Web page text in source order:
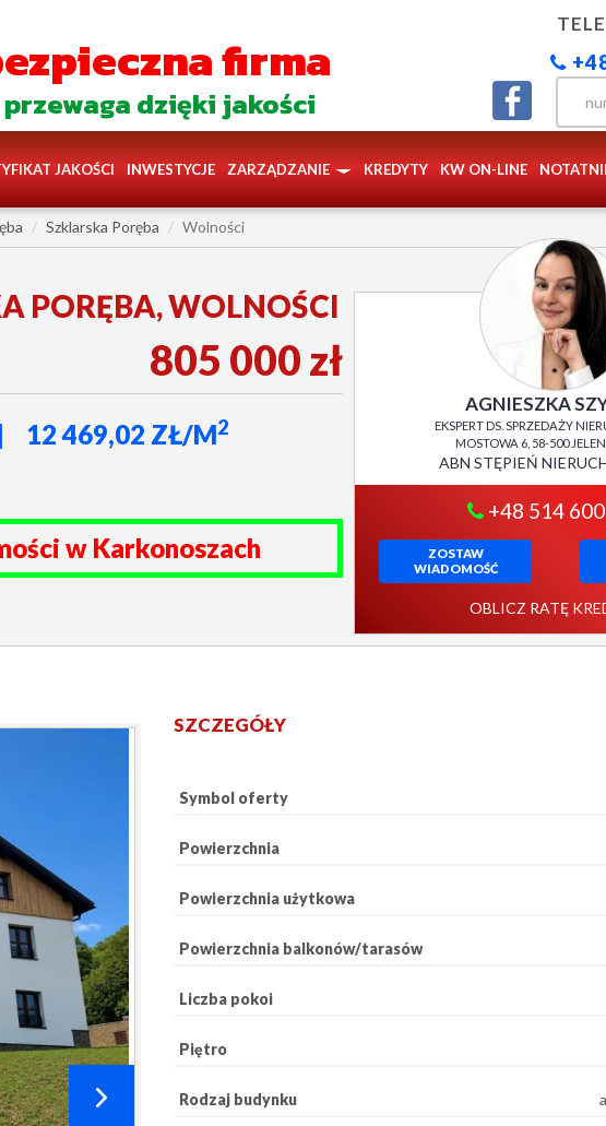
firma
przewaga dzięki jakości
JAKOŚCI INWESTYCJE ZARZĄDZANIE KREDYTY KW ON-LINE
Szklarska Poręba Wolności
PORĘBA, WOLNOŚCI
12 469,02 ZŁ/M2
805 000 zł
w Karkonoszach
AGNIESZKA
EKSPERT DS. SPRZEDAŻY
MOSTOWA 6, 58-500
ABN STĘPIEŃ
+48 514
ZOSTAW
WIADOMOŚĆ
OBLICZ RATĘ
SZCZEGÓŁY
Symbol oferty
Powierzchnia
Powierzchnia użytkowa
Powierzchnia balkonów/tarasów
Liczba pokoi
Piętro
Rodzaj budynku